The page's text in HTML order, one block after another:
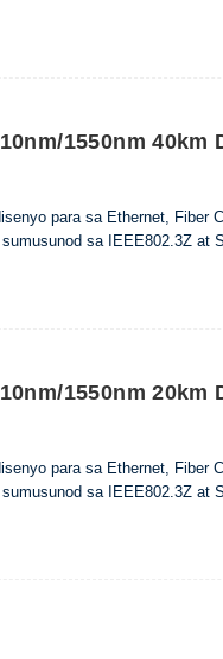
1550nm 40km
para sa Ethernet, Fiber
sa IEEE802.3Z at
1550nm 20km
para sa Ethernet, Fiber
sa IEEE802.3Z at